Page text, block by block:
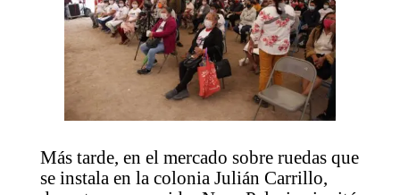
Más tarde, en el mercado sobre ruedas que
se instala en la colonia Julián Carrillo,